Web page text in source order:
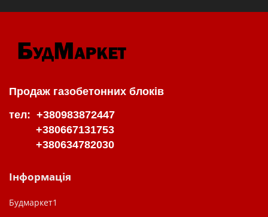
Продаж газобетонних блоків
тел: +380983872447
+380667131753
+380634782030
Інформація
Будмаркет1